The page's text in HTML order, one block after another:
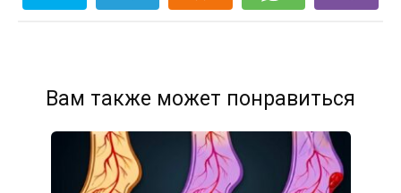
Вам также может понравиться